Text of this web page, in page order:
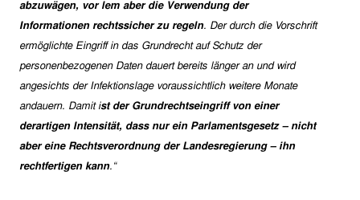
abzuwägen, vor lem aber die Verwendung der
Informationen rechtssicher zu regeln. Der durch die Vorschrift
ermöglichte Eingriff in das Grundrecht auf Schutz der
personenbezogenen Daten dauert bereits länger an und wird
angesichts der Infektionslage voraussichtlich weitere Monate
andauern. Damit ist der Grundrechtseingriff von einer
derartigen Intensität, dass nur ein Parlamentsgesetz – nicht
aber eine Rechtsverordnung der Landesregierung – ihn
rechtfertigen kann.“